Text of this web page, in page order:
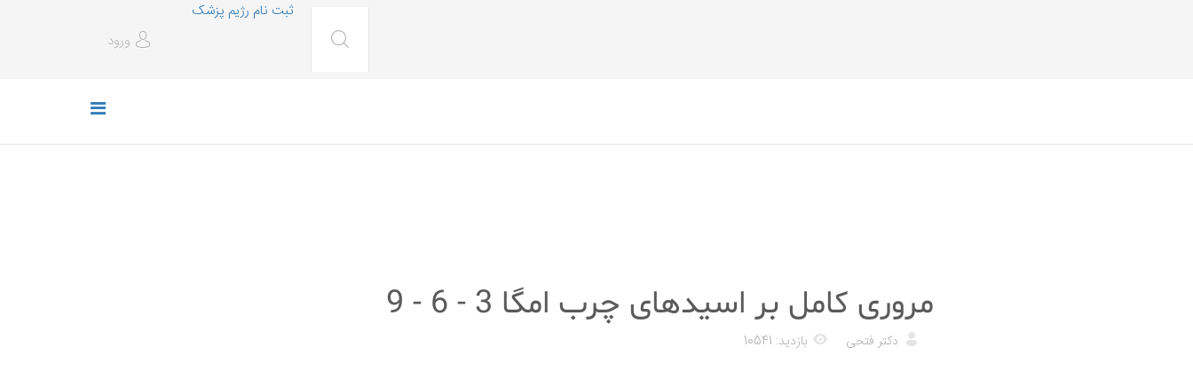
ثبت نام رژیم پزشک
ورود
مروری کامل بر اسیدهای چرب امگا 3 - 6 - 9
دکتر فتحی بازدید: 10541